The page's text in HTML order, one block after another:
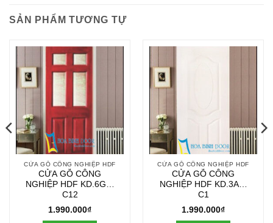
SẢN PHẨM TƯƠNG TỰ
CỬA GỖ CÔNG NGHIỆP HDF
CỬA GỖ CÔNG
NGHIỆP HDF KD.6G4-
C12
1.990.000₫
CỬA GỖ CÔNG NGHIỆP HDF
CỬA GỖ CÔNG
NGHIỆP HDF KD.3A1-
C1
1.990.000₫